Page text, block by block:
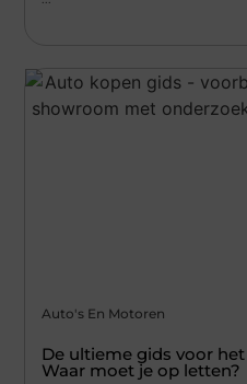
Auto's En Motoren
De ultieme gids voor
Waar moet je op letten?